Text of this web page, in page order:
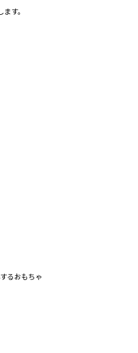
す。
るおもちゃ